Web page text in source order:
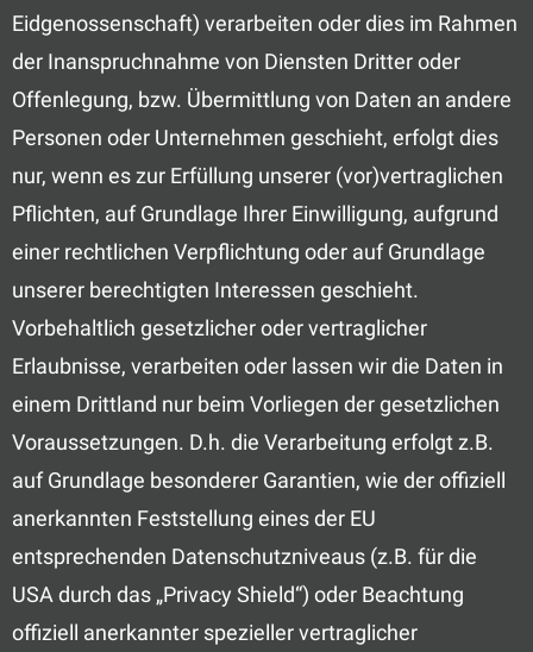
Eidgenossenschaft) verarbeiten oder dies im Rahmen
der Inanspruchnahme von Diensten Dritter oder
Offenlegung, bzw. Übermittlung von Daten an andere
Personen oder Unternehmen geschieht, erfolgt dies
nur, wenn es zur Erfüllung unserer (vor)vertraglichen
Pflichten, auf Grundlage Ihrer Einwilligung, aufgrund
einer rechtlichen Verpflichtung oder auf Grundlage
unserer berechtigten Interessen geschieht.
Vorbehaltlich gesetzlicher oder vertraglicher
Erlaubnisse, verarbeiten oder lassen wir die Daten in
einem Drittland nur beim Vorliegen der gesetzlichen
Voraussetzungen. D.h. die Verarbeitung erfolgt z.B.
auf Grundlage besonderer Garantien, wie der offiziell
anerkannten Feststellung eines der EU
entsprechenden Datenschutzniveaus (z.B. für die
USA durch das „Privacy Shield“) oder Beachtung
offiziell anerkannter spezieller vertraglicher